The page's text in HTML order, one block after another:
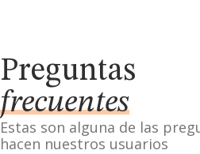
Preguntas
frecuentes
Estas son alguna de las
hacen nuestros usuarios